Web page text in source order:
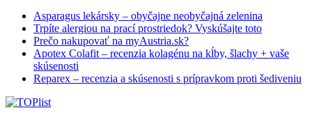
Asparagus lekársky – obyčajne neobyčajná zelenina
Trpíte alergiou na prací prostriedok? Vyskúšajte toto
Prečo nakupovať na myAustria.sk?
Apotex Colafit – recenzia kolagénu na kĺby, šlachy + vaše
skúsenosti
Reparex – recenzia a skúsenosti s prípravkom proti šediveniu